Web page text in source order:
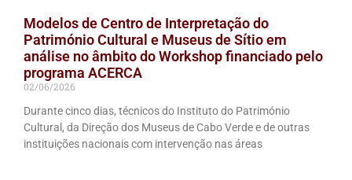
Modelos de Centro de Interpretação do
Património Cultural e Museus de Sítio em
análise no âmbito do Workshop financiado pelo
programa ACERCA
02/06/2026
Durante cinco dias, técnicos do Instituto do Património
Cultural, da Direção dos Museus de Cabo Verde e de outras
instituições nacionais com intervenção nas áreas